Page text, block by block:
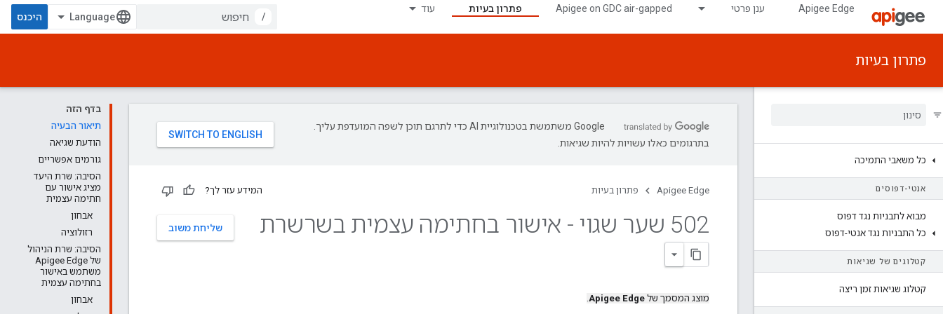
Apigee Edge ענן פרטי ‫Apigee on GDC air-gapped פתרון בעיות עוד
/ היכנס
פתרון בעיות
כל משאבי התמיכה
אנטי-דפוסים
מבוא לתבניות נגד דפוס
כל התבניות נגד אנטי-דפוס
קטלוגים של שגיאות
קטלוג שגיאות זמן ריצה
בדף הזה
תיאור הבעיה
הודעת שגיאה
גורמים אפשריים
הסיבה: שרת היעד
מציג אישור עם
חתימה עצמית
אבחון
רזולוציה
הסיבה: שרת הניהול
של Apigee Edge
משתמש באישור
בחתימה עצמית
אבחון
‫Google משתמשת בטכנולוגיית AI כדי לתרגם תוכן לשפה המועדפת עליך.
בתרגומים כאלו עשויות להיות שגיאות.
Apigee Edge פתרון בעיות המידע עזר לך?
שליחת משוב 502 שער שגוי - אישור בחתימה עצמית בשרשרת
מוצג המסמך של Apigee Edge
.